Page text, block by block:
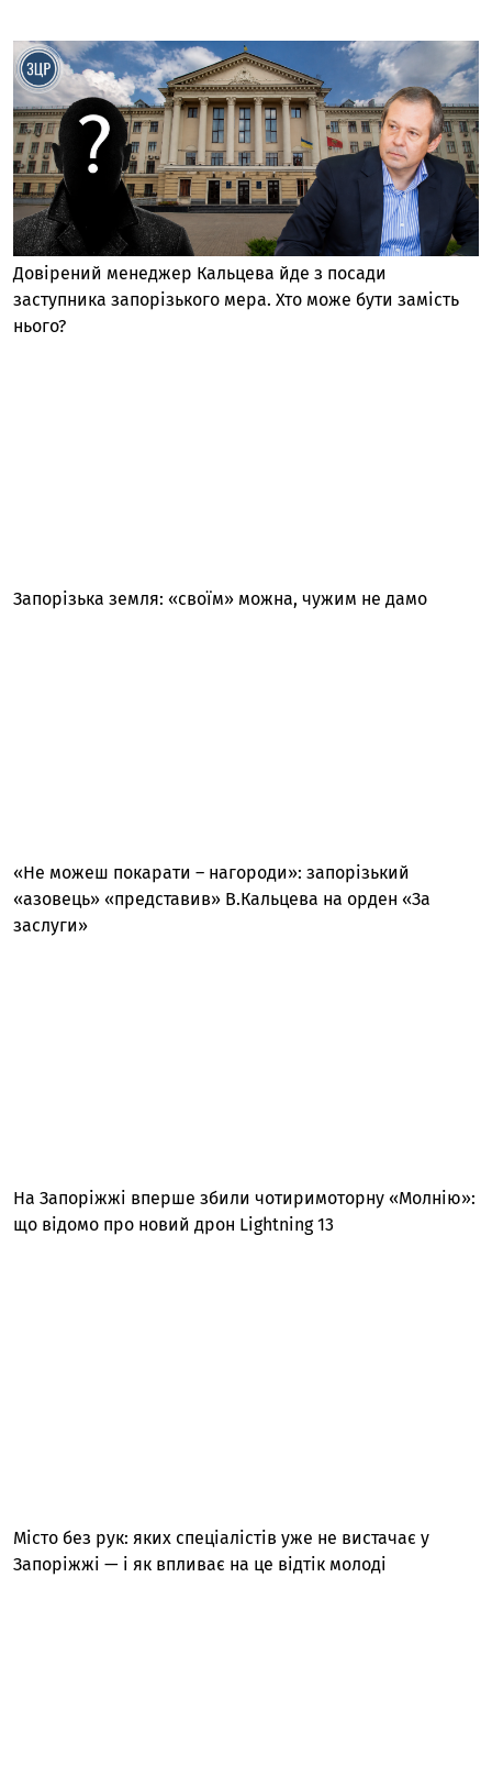
Довірений менеджер Кальцева йде з посади
заступника запорізького мера. Хто може бути замість
нього?
Запорізька земля: «своїм» можна, чужим не дамо
«Не можеш покарати – нагороди»: запорізький
«азовець» «представив» В.Кальцева на орден «За
заслуги»
На Запоріжжі вперше збили чотиримоторну «Молнію»:
що відомо про новий дрон Lightning 13
Місто без рук: яких спеціалістів уже не вистачає у
Запоріжжі — і як впливає на це відтік молоді